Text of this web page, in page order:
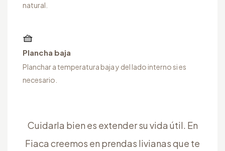
natural.
🧺
Plancha baja
Planchar a temperatura baja y del lado interno si es
necesario.
Cuidarla bien es extender su vida útil. En
Fiaca creemos en prendas livianas que te